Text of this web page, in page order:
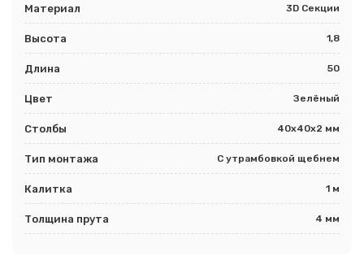
Материал 3D Секции
Высота 1,8
Длина 50
Цвет Зелёный
Столбы 40х40х2 мм
Тип монтажа С утрамбовкой щебнем
Калитка 1 м
Толщина прута 4 мм